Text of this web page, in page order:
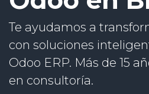
Te ayudamos a
con soluciones
Odoo ERP. Más de 15
en consultoría.